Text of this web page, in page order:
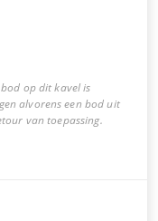
op dit kavel is
alvorens een bod uit
van toepassing.